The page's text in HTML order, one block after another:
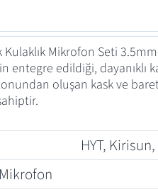
Kulaklık Mikrofon Seti
entegre edildiği, dayanıklı
oluşan kask ve
HYT, Kirisun,